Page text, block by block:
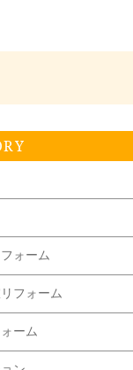
ォーム
フォーム
ーム